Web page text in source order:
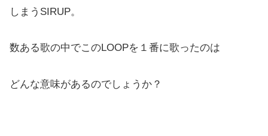
しまうSIRUP。
数ある歌の中でこのLOOPを１番に歌ったのは
どんな意味があるのでしょうか？